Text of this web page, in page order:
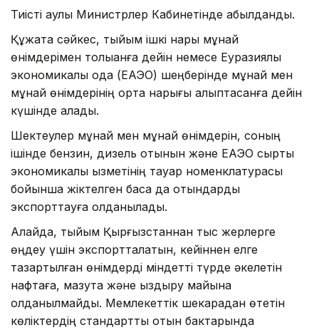
Тиісті қаулы Министрлер Кабинетінде қабылданды.
Құжатқа сәйкес, тыйым ішкі нарық мұнай
өнімдерімен толыққанға дейін немесе Еуразиялық
экономикалық одақ (ЕАЭО) шеңберінде мұнай мен
мұнай өнімдерінің ортақ нарығы қалыптасқанға дейін
күшінде қалады.
Шектеулер мұнай мен мұнай өнімдерін, соның
ішінде бензин, дизель отынын және ЕАЭО сыртқы
экономикалық қызметінің тауар номенклатурасы
бойынша жіктелген басқа да отындарды
экспорттауға қолданылады.
Алайда, тыйым Қырғызстаннан тыс жерлерге
өңдеу үшін экспортталатын, кейіннен елге
тазартылған өнімдерді міндетті түрде әкелетін
нафтаға, мазутқа және қыздыру майына
қолданылмайды. Мемлекеттік шекарадан өтетін
көліктердің стандартты отын бактарында